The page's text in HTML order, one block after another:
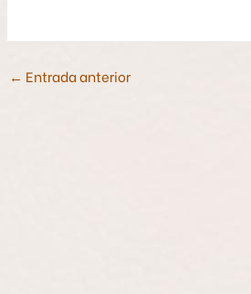
← Entrada anterior